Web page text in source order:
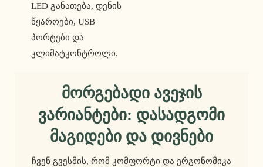
LED განათება, დენის
წყაროები, USB
პორტები და
კლიმატკონტროლი.
Მორგებადი Ავეჯის
Ვარიანტები: Დასადგომი
Მაგიდები Და Დივნები
ჩვენ გვესმის, რომ კომფორტი და ერგონომიკა